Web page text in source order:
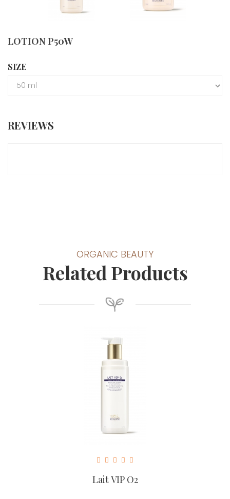
LOTION P50W
SIZE
REVIEWS
ORGANIC BEAUTY
Related Products
Lait VIP O2